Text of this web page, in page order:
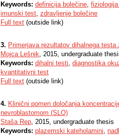
Keywords: definicija bolečine,
imunski test, zdravljenje bolečine
Full text (outside link)
3. Primerjava rezultatov dihalnega
Mojca Lešnik, 2015, undergraduate
Keywords: dihalni testi, diagnostika
kvantitativni test
Full text (outside link)
4. Klinični pomen določanja
nevroblastomom (SLO)
Staša Rep, 2015, undergraduate thesis
Keywords: plazemski kateholamini,